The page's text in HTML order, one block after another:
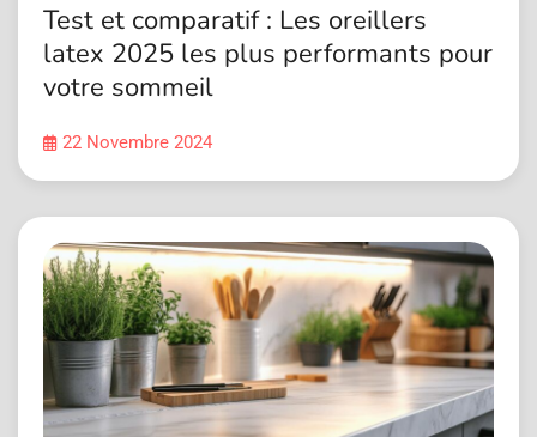
Test et comparatif : Les oreillers
latex 2025 les plus performants pour
votre sommeil
22 Novembre 2024